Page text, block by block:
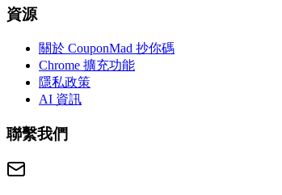
資源
關於 CouponMad 抄你碼
Chrome 擴充功能
隱私政策
AI 資訊
聯繫我們